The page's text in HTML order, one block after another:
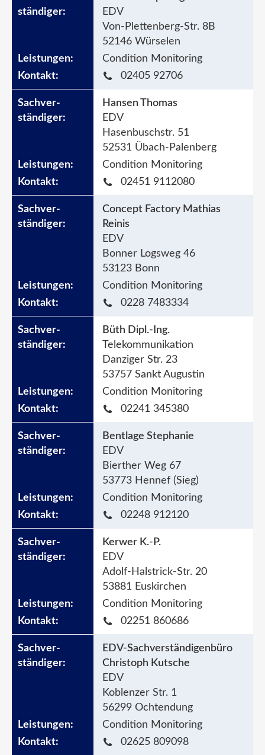
EDV
Von-Plettenberg-Str. 8B
52146 Würselen
Condition Monitoring
02405 92706
Hansen Thomas
EDV
Hasenbuschstr. 51
52531 Übach-Palenberg
Condition Monitoring
02451 9112080
Concept Factory Mathias
Reinis
EDV
Bonner Logsweg 46
53123 Bonn
Condition Monitoring
0228 7483334
Büth Dipl.-Ing.
Telekommunikation
Danziger Str. 23
53757 Sankt Augustin
Condition Monitoring
02241 345380
Bentlage Stephanie
EDV
Bierther Weg 67
53773 Hennef (Sieg)
Condition Monitoring
02248 912120
Kerwer K.-P.
EDV
Adolf-Halstrick-Str. 20
53881 Euskirchen
Condition Monitoring
02251 860686
EDV-Sachverständigenbüro
Christoph Kutsche
EDV
Koblenzer Str. 1
56299 Ochtendung
Condition Monitoring
02625 809098